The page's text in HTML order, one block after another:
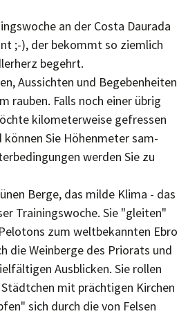
an der Cos­ta Dau­ra­da
;-), der be­kommt so ziem­lich
be­gehrt.
Aus­sich­ten und Be­ge­ben­hei­ten
rau­ben. Falls noch ei­ner üb­rig
ki­lo­me­ter­wei­se ge­fres­sen
Sie Hö­hen­me­ter sam­
wer­den Sie zu
Ber­ge, das mil­de Klima - das
Trai­nings­wo­che. Sie "glei­ten"
zum welt­be­kann­ten Ebro
die Wein­ber­ge des Pri­o­rats und
Aus­bli­cken. Sie rol­len
mit präch­ti­gen Kir­chen
sich durch die von Fel­sen